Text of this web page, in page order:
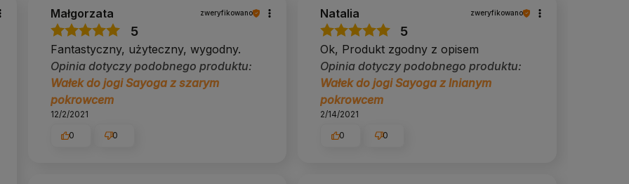
Małgorzata zweryfikowano
5
Fantastyczny, użyteczny, wygodny.
Opinia dotyczy podobnego produktu:
Wałek do jogi Sayoga z szarym
pokrowcem
12/2/2021
0 0
Natalia zweryfikowano
5
Ok, Produkt zgodny z opisem
Opinia dotyczy podobnego produktu:
Wałek do jogi Sayoga z lnianym
pokrowcem
2/14/2021
0 0